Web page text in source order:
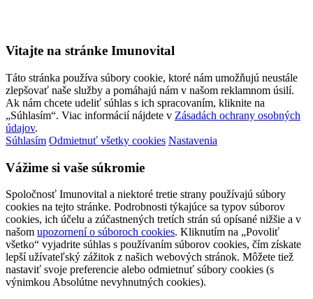
Vitajte na stránke Imunovital
Táto stránka používa súbory cookie, ktoré nám umožňujú neustále
zlepšovať naše služby a pomáhajú nám v našom reklamnom úsilí.
Ak nám chcete udeliť súhlas s ich spracovaním, kliknite na
„Súhlasím“. Viac informácií nájdete v Zásadách ochrany osobných
údajov.
Súhlasím Odmietnuť všetky cookies Nastavenia
Vážime si vaše súkromie
Spoločnosť Imunovital a niektoré tretie strany používajú súbory
cookies na tejto stránke. Podrobnosti týkajúce sa typov súborov
cookies, ich účelu a zúčastnených tretích strán sú opísané nižšie a v
našom upozornení o súboroch cookies. Kliknutím na „Povoliť
všetko“ vyjadrite súhlas s používaním súborov cookies, čím získate
lepší užívateľský zážitok z našich webových stránok. Môžete tiež
nastaviť svoje preferencie alebo odmietnuť súbory cookies (s
výnimkou Absolútne nevyhnutných cookies).